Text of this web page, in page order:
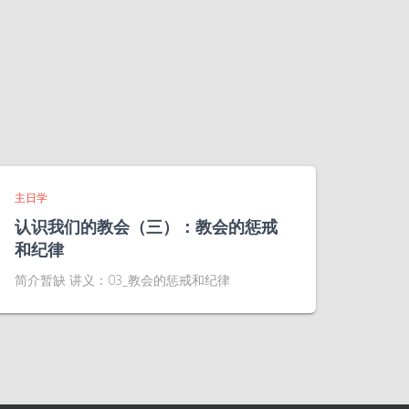
主日学
认识我们的教会（三）：教会的惩戒
和纪律
简介暂缺 讲义：03_教会的惩戒和纪律